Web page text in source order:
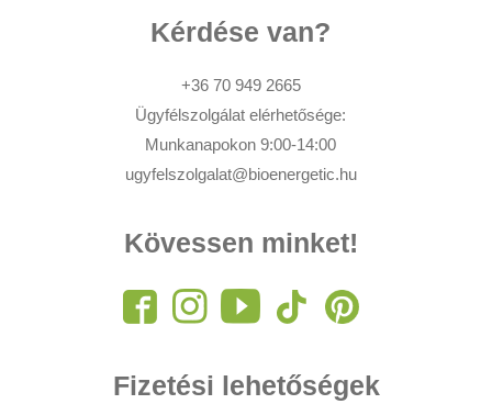
Kérdése van?
+36 70 949 2665
Ügyfélszolgálat elérhetősége:
Munkanapokon 9:00-14:00
ugyfelszolgalat@bioenergetic.hu
Kövessen minket!
Fizetési lehetőségek